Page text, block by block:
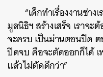
“เด็กทำเรื่องงานช่า
มูลนิธิฯ สร้างเสร็จ เราจะ
จะครบ เป็นม่านตอนปิด ต
ปิดจบ คือจะตัดออกก็ได้
แล้วไม่ตัดดีกว่า”